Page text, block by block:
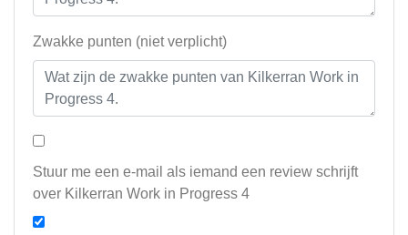
Zwakke punten (niet verplicht)
Stuur me een e-mail als iemand een review schrijft
over Kilkerran Work in Progress 4